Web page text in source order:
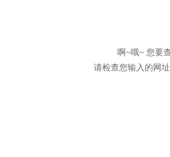
啊~哦~ 您要
请检查您输入的网